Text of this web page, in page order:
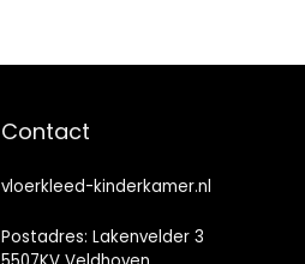
Contact
vloerkleed-kinderkamer.nl
Postadres: Lakenvelder 3